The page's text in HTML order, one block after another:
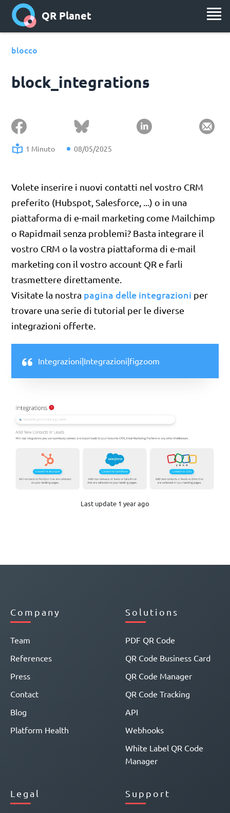
QR Planet
blocco
block_integrations
1 Minuto 08/05/2025
Volete inserire i nuovi contatti nel vostro CRM
preferito (Hubspot, Salesforce, ...) o in una
piattaforma di e-mail marketing come Mailchimp
o Rapidmail senza problemi? Basta integrare il
vostro CRM o la vostra piattaforma di e-mail
marketing con il vostro account QR e farli
trasmettere direttamente.
Visitate la nostra pagina delle integrazioni per
trovare una serie di tutorial per le diverse
integrazioni offerte.
Integrazioni|Integrazioni|figzoom
Last update 1 year ago
Company
Team
References
Press
Contact
Blog
Platform Health
Solutions
PDF QR Code
QR Code Business Card
QR Code Manager
QR Code Tracking
API
Webhooks
White Label QR Code
Manager
Legal Support